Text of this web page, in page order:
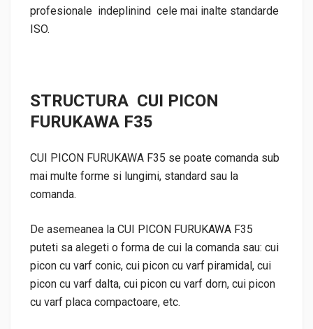
profesionale indeplinind cele mai inalte standarde
ISO.
STRUCTURA CUI PICON
FURUKAWA F35
CUI PICON FURUKAWA F35 se poate comanda sub
mai multe forme si lungimi, standard sau la
comanda.
De asemeanea la CUI PICON FURUKAWA F35
puteti sa alegeti o forma de cui la comanda sau: cui
picon cu varf conic, cui picon cu varf piramidal, cui
picon cu varf dalta, cui picon cu varf dorn, cui picon
cu varf placa compactoare, etc.